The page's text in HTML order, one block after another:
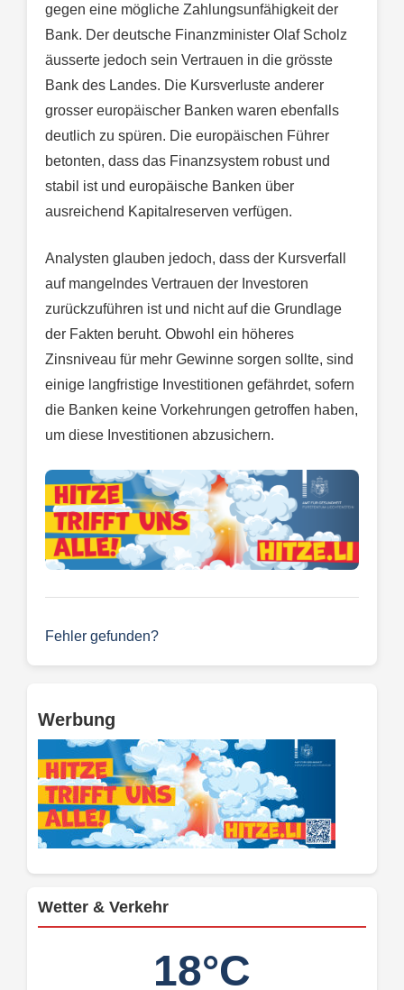
gegen eine mögliche Zahlungsunfähigkeit der
Bank. Der deutsche Finanzminister Olaf Scholz
äusserte jedoch sein Vertrauen in die grösste
Bank des Landes. Die Kursverluste anderer
grosser europäischer Banken waren ebenfalls
deutlich zu spüren. Die europäischen Führer
betonten, dass das Finanzsystem robust und
stabil ist und europäische Banken über
ausreichend Kapitalreserven verfügen.
Analysten glauben jedoch, dass der Kursverfall
auf mangelndes Vertrauen der Investoren
zurückzuführen ist und nicht auf die Grundlage
der Fakten beruht. Obwohl ein höheres
Zinsniveau für mehr Gewinne sorgen sollte, sind
einige langfristige Investitionen gefährdet, sofern
die Banken keine Vorkehrungen getroffen haben,
um diese Investitionen abzusichern.
Fehler gefunden?
Werbung
Wetter & Verkehr
18°C